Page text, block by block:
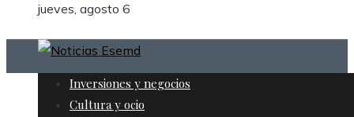
jueves, agosto 6
Inversiones y negocios
Cultura y ocio